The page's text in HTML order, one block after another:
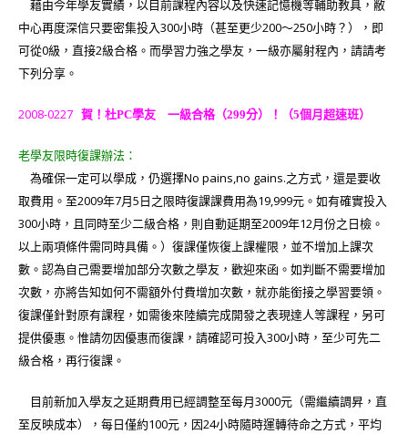
藉由今年學友實績，以目前課程內容以及快速記憶機等輔助教具，敝
中心再度深信只要密集投入300小時（甚至更少200～250小時？），即
可從0級，直接2級合格。而學習力強之學友，一級亦屬射程內，請請考
下列分享。
2008-0227 賀！杜PC學友 一級合格（299分）！（5個月超速班）
老學友限時復課辦法：
為確保一定可以學成，仍選擇No pains,no gains.之方式，還是要收
取費用。至2009年7月5日之限時復課課費用為19,999元。如有確實投入
300小時，且同時至少二級合格，則自動延期至2009年12月份之日檢。
以上兩項條件需同時具備。）復課僅恢復上課權限，並不增加上課次
數。認為自己需要增加部分次數之學友，歡迎來函。如判斷不需要增加
次數，亦將告知如何不需額外付費增加次數，就亦能銜接之學習要領。
復課僅針對原有課程，如需後來陸續完成開發之表現達人等課程，另可
提供優惠。惟請勿因優惠而復課，請確認可投入300小時，至少可先二
級合格，再行復課。
目前新加入學友之延期費用已經調整至每月3000元（需繼續調昇，直
至反映成本），每日僅約100元，因24小時隨時運轉待命之方式，平均